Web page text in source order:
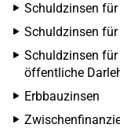
Schuldzinsen
Schuldzinsen für
Schuldzinsen
öffentliche
Erbbauzinsen